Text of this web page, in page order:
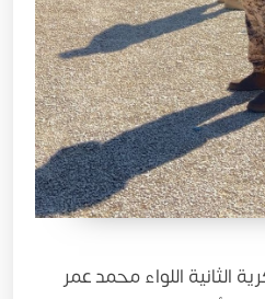
الثانية اللواء محمد عمر